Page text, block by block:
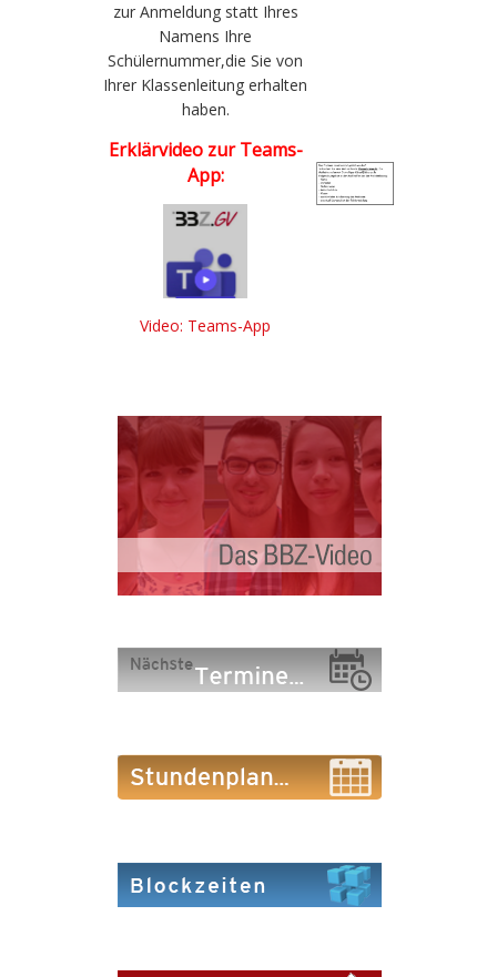
zur Anmeldung statt Ihres
Namens Ihre
Schülernummer,die Sie von
Ihrer Klassenleitung erhalten
haben.
Erklärvideo zur Teams-
App:
Video: Teams-App